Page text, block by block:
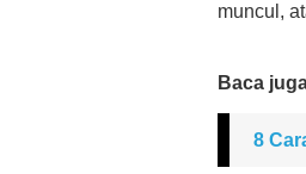
muncul,
Baca
8